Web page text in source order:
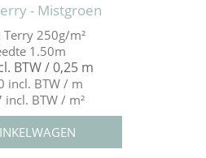
- Mistgroen
Terry 250g/m²
1.50m
BTW / 0,25 m
incl. BTW / m
incl. BTW / m²